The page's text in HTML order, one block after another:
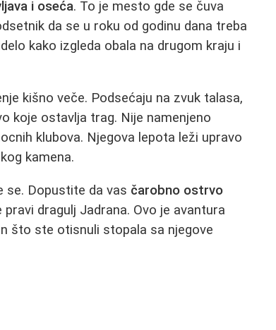
i oseća. To je mesto gde se čuva
da se u roku od godinu dana treba
kako izgleda obala na drugom kraju i
kišno veče. Podsećaju na zvuk talasa,
koje ostavlja trag. Nije namenjeno
klubova. Njegova lepota leži upravo
kamena.
se. Dopustite da vas čarobno ostrvo
dragulj Jadrana. Ovo je avantura
što ste otisnuli stopala sa njegove